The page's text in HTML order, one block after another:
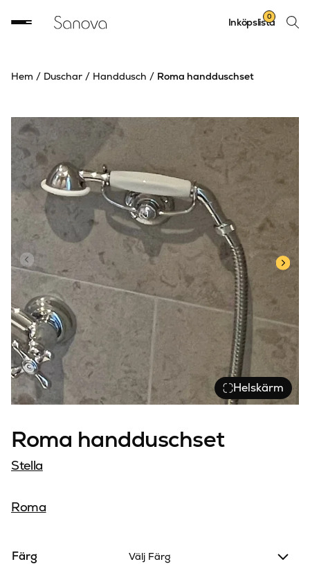
Sök
Inköpslista
0
Hem / Duschar / Handdusch / Roma handduschset
Helskärm
Roma handduschset
Stella
Roma
Färg Välj Färg